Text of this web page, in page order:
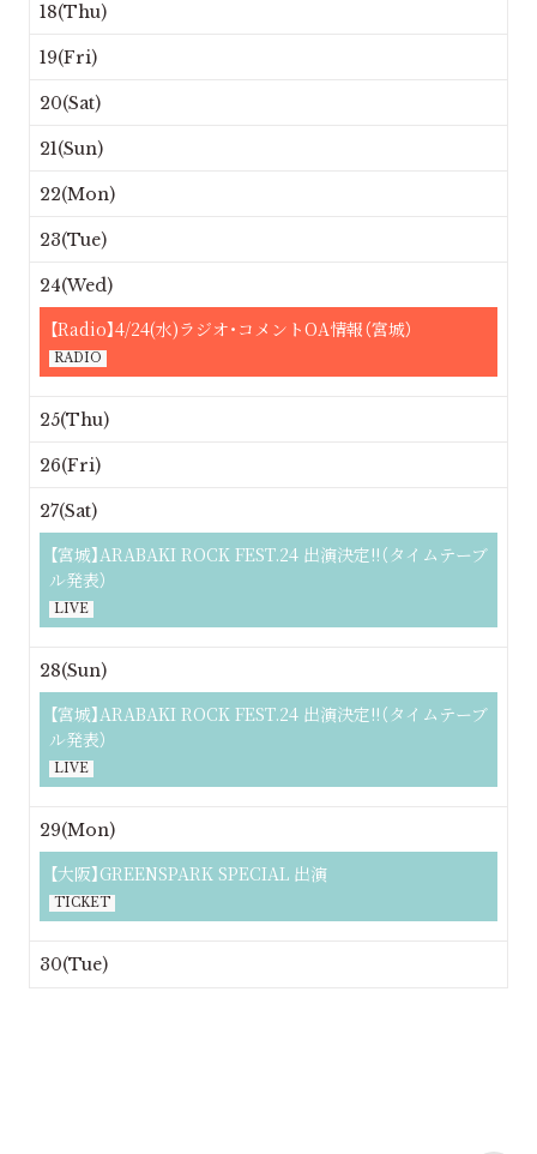
18(Thu)
19(Fri)
20(Sat)
21(Sun)
22(Mon)
23(Tue)
24(Wed)
【Radio】4/24(水)ラジオ・コメントOA情報（宮城）
RADIO
25(Thu)
26(Fri)
27(Sat)
【宮城】ARABAKI ROCK FEST.24 出演決定!!（タイムテーブ
ル発表）
LIVE
28(Sun)
【宮城】ARABAKI ROCK FEST.24 出演決定!!（タイムテーブ
ル発表）
LIVE
29(Mon)
【大阪】GREENSPARK SPECIAL 出演
TICKET
30(Tue)